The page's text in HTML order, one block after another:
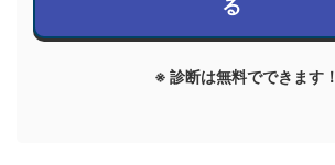
る
※ 診断は無料でできます！